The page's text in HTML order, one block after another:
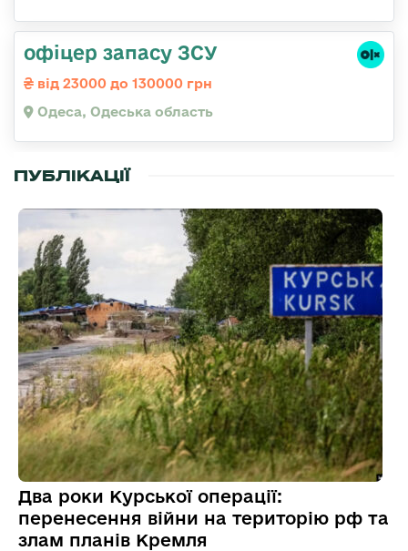
офіцер запасу ЗСУ
від 23000 до 130000 грн
Одеса, Одеська область
ПУБЛІКАЦІЇ
Два роки Курської операції:
перенесення війни на територію рф та
злам планів Кремля